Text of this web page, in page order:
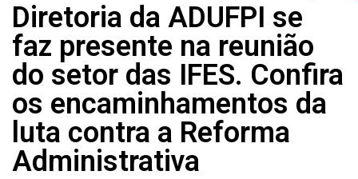
Diretoria da ADUFPI se
faz presente na reunião
do setor das IFES. Confira
os encaminhamentos da
luta contra a Reforma
Administrativa